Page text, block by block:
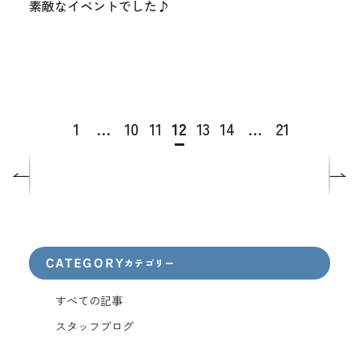
素敵なイベントでした♪
1 … 10 11 12 13 14 … 21
CATEGORYカテゴリー
すべての記事
スタッフブログ